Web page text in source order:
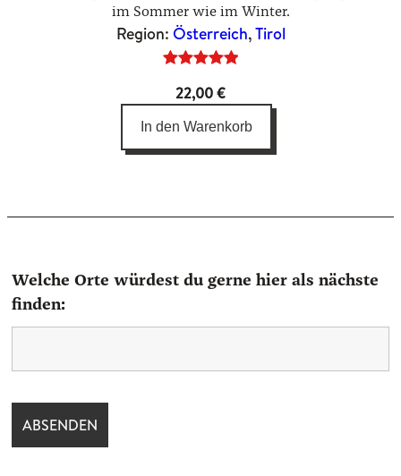
im Sommer wie im Winter.
Region: Österreich, Tirol
mit5.00
von 5,
22,00€
In den Warenkorb
Welche Orte würdest du gerne hier als nächste
finden: